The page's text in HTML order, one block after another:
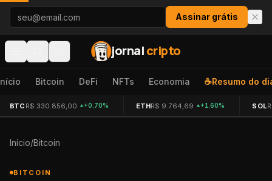
Pular para o conteúdo
Assinar grátis
jornalcripto
Bitcoin DeFi NFTs Economia ☕Resumo do
BTC R$ 330.856,00 +0.70% ETHR$ 9.764,69 +1.60% SOL
Início/Bitcoin
BITCOIN